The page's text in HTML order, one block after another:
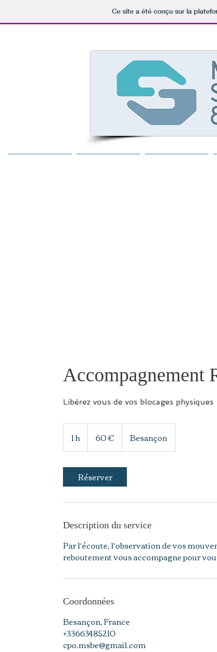
Ce site a été conçu sur la
Accompagnement
Libérez vous de vos blocages physiques
1 h 60 € Besançon
Réserver
Description du service
Par l’écoute, l’observation de vos
reboutement vous accompagne pour
Coordonnées
Besançon, France
+33663485210
cpo.msbe@gmail.com